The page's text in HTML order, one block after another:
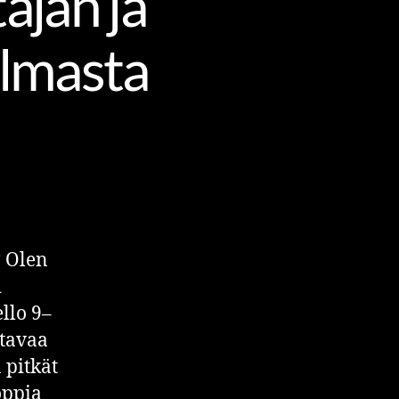
9–
pitkät